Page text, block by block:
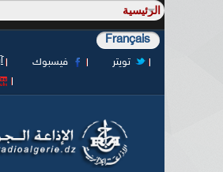
Français
فيسبوك
تويتر